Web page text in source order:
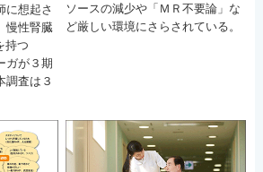
に想起さ
慢性腎臓
持つ
ガが３期
調査は３
ソースの減少や「ＭＲ不要論」な
ど厳しい環境にさらされている。